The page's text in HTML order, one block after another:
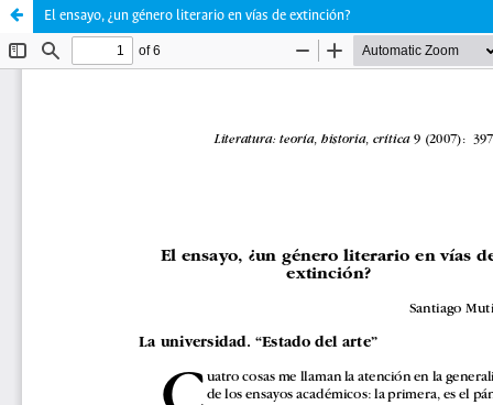
El ensayo, ¿un género literario en vías de extinción?